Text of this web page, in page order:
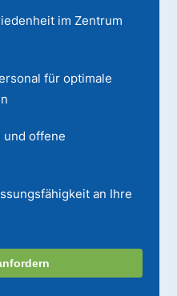
im Zentrum
für optimale
und offene
an Ihre